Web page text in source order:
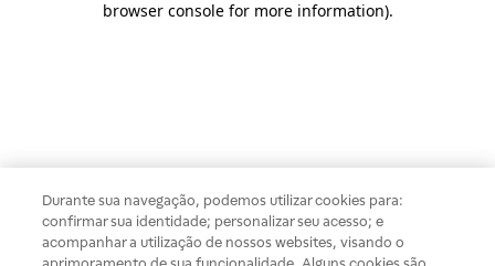
browser console for more information).
Durante sua navegação, podemos utilizar cookies para:
confirmar sua identidade; personalizar seu acesso; e
acompanhar a utilização de nossos websites, visando o